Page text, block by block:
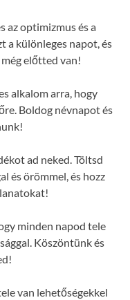
az optimizmus és a
a különleges napot, és
előtted van!
alkalom arra, hogy
Boldog névnapot és
ad neked. Töltsd
és örömmel, és hozz
minden napod tele
Köszöntünk és
van lehetőségekkel